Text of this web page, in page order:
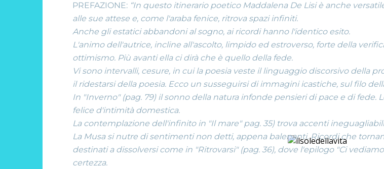
PREFAZIONE: “In questo itinerario poetico Maddalena De Lisi è anche
alle sue attese e, come l'araba fenice, ritrova spazi infiniti.
Anche gli estatici abbandoni al sogno, ai ricordi hanno l'identico esito.
L'animo dell'autrice, incline all'ascolto, limpido ed estroverso, forte della
ottimismo. Più avanti ella ci dirà che è quello della fede.
Vi sono intervalli, cesure, in cui la poesia veste il linguaggio discorsivo della
il ridestarsi della poesia. Ecco un susseguirsi di immagini icastiche, sul filo
In "Inverno" (pag. 79) il sonno della natura infonde pensieri di pace e di fede.
felice d'intimità domestica.
La contemplazione dell'infinito in "Il mare" pag. 35) trova accenti
La Musa si nutre di sentimenti non detti, appena balenanti. Ricordi che
destinati a dissolversi come in "Ritrovarsi" (pag. 36), dove l'epilogo "Ci
certezza.